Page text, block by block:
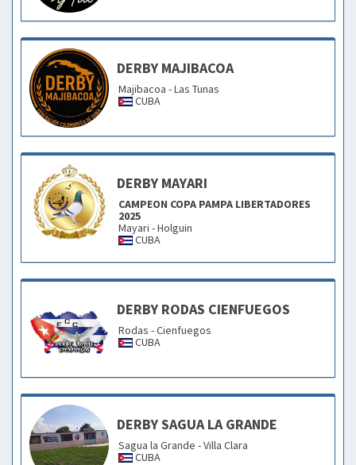
DERBY MAJIBACOA
Majibacoa - Las Tunas
CUBA
DERBY MAYARI
CAMPEON COPA PAMPA LIBERTADORES
2025
Mayari - Holguin
CUBA
DERBY RODAS CIENFUEGOS
Rodas - Cienfuegos
CUBA
DERBY SAGUA LA GRANDE
Sagua la Grande - Villa Clara
CUBA